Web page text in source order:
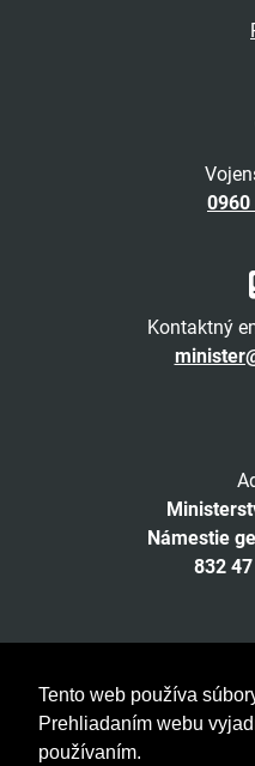
Tento web používa
Prehliadaním webu
používaním.
0960
Kontaktný
Námestie
832